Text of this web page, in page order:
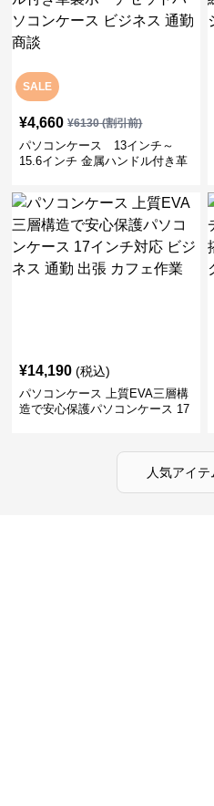
SALE
¥4,660 ¥6130(割引前)
パソコンケース 13インチ～
15.6インチ 金属ハンドル付き革
ビジネス 通勤 商談
¥14,190 (税込)
パソコンケース 上質EVA三層構
造で安心保護パソコンケース 17
人気アイ